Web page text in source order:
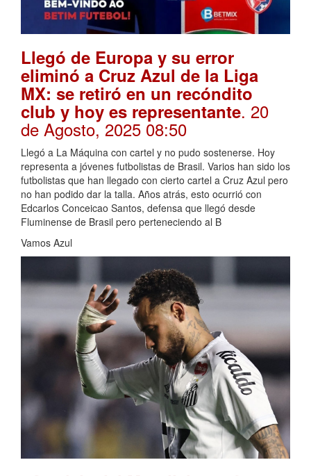
Llegó de Europa y su error
eliminó a Cruz Azul de la Liga
MX: se retiró en un recóndito
club y hoy es representante. 20
de Agosto, 2025 08:50
Llegó a La Máquina con cartel y no pudo sostenerse. Hoy
representa a jóvenes futbolistas de Brasil. Varios han sido los
futbolistas que han llegado con cierto cartel a Cruz Azul pero
no han podido dar la talla. Años atrás, esto ocurrió con
Edcarlos Conceicao Santos, defensa que llegó desde
Fluminense de Brasil pero perteneciendo al B
Vamos Azul